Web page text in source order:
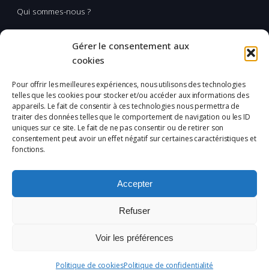
Gérer le consentement aux
cookies
Pour offrir les meilleures expériences, nous utilisons des technologies
telles que les cookies pour stocker et/ou accéder aux informations des
appareils. Le fait de consentir à ces technologies nous permettra de
traiter des données telles que le comportement de navigation ou les ID
uniques sur ce site. Le fait de ne pas consentir ou de retirer son
consentement peut avoir un effet négatif sur certaines caractéristiques et
fonctions.
Accepter
Refuser
Voir les préférences
Politique de cookiesPolitique de confidentialité
Qui sommes-nous ?
Multimédia
Réalisation & production vidéo
L'Incubation
Mentions légales